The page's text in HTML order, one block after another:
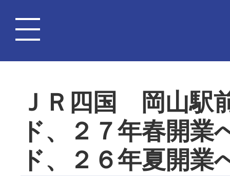
ＪＲ四国 岡山駅
ド、２７年春開
ド、２６年夏開業